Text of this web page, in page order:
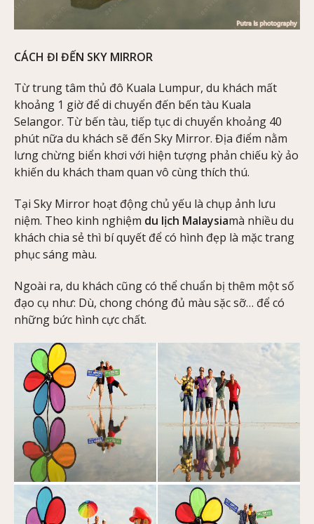
CÁCH ĐI ĐẾN SKY MIRROR
Từ trung tâm thủ đô Kuala Lumpur, du khách mất
khoảng 1 giờ để di chuyển đến bến tàu Kuala
Selangor. Từ bến tàu, tiếp tục di chuyển khoảng 40
phút nữa du khách sẽ đến Sky Mirror. Địa điểm nằm
lưng chừng biển khơi với hiện tượng phản chiếu kỳ ảo
khiến du khách tham quan vô cùng thích thú.
Tại Sky Mirror hoạt động chủ yếu là chụp ảnh lưu
niệm. Theo kinh nghiệm du lịch Malaysiamà nhiều du
khách chia sẻ thì bí quyết để có hình đẹp là mặc trang
phục sáng màu.
Ngoài ra, du khách cũng có thể chuẩn bị thêm một số
đạo cụ như: Dù, chong chóng đủ màu sặc sỡ… để có
những bức hình cực chất.